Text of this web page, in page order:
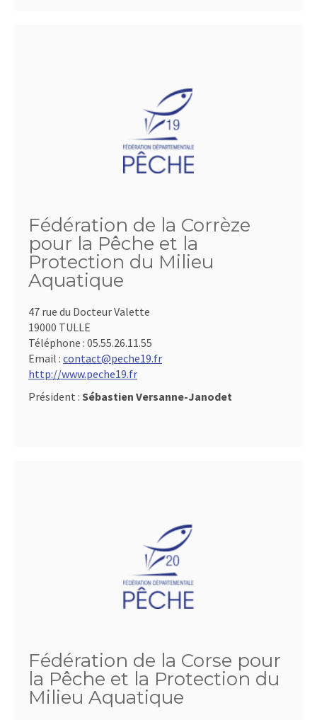
Fédération de la Corrèze
pour la Pêche et la
Protection du Milieu
Aquatique
47 rue du Docteur Valette
19000 TULLE
Téléphone : 05.55.26.11.55
Email : contact@peche19.fr
http://www.peche19.fr
Président : Sébastien Versanne-Janodet
Fédération de la Corse pour
la Pêche et la Protection du
Milieu Aquatique